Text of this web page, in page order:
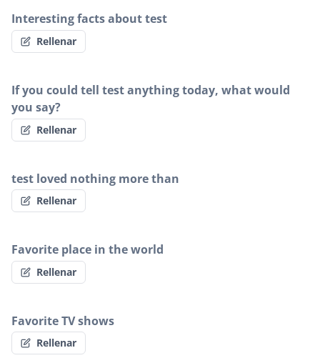
Interesting facts about test
Rellenar
If you could tell test anything today, what would
you say?
Rellenar
test loved nothing more than
Rellenar
Favorite place in the world
Rellenar
Favorite TV shows
Rellenar